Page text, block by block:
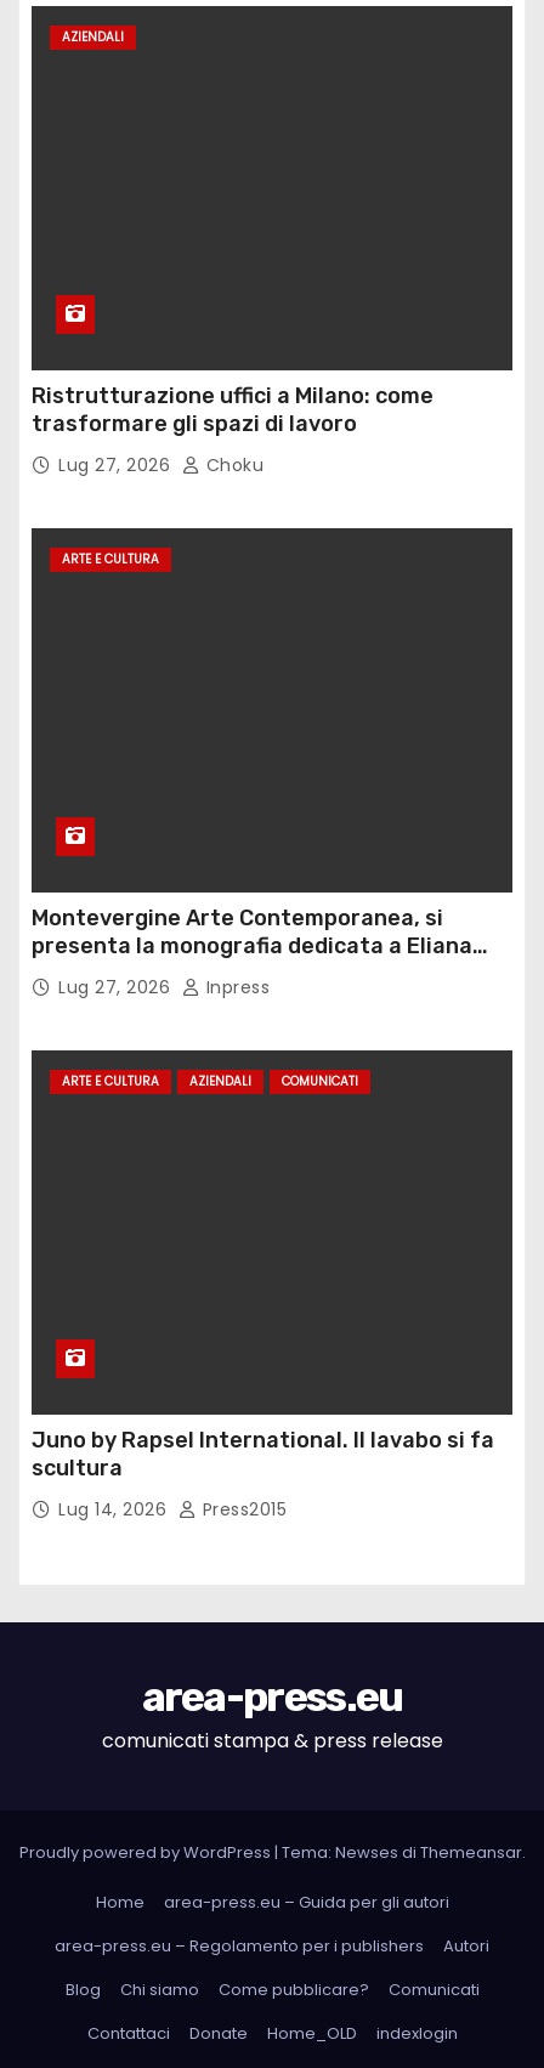
AZIENDALI
Ristrutturazione uffici a Milano: come
trasformare gli spazi di lavoro
Lug 27, 2026 Choku
ARTE E CULTURA
Montevergine Arte Contemporanea, si
presenta la monografia dedicata a Eliana
Adorno
Lug 27, 2026 Inpress
ARTE E CULTURA AZIENDALI COMUNICATI
Juno by Rapsel International. Il lavabo si fa
scultura
Lug 14, 2026 Press2015
area-press.eu
comunicati stampa & press release
Proudly powered by WordPress | Tema: Newses di Themeansar.
Home
area-press.eu – Guida per gli autori
area-press.eu – Regolamento per i publishers
Autori
Blog
Chi siamo Come pubblicare?
Comunicati
Contattaci
Donate Home_OLD
indexlogin